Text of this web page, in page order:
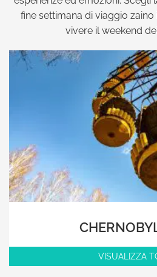
fine settimana di viaggio
vivere il weekend
VISUALIZZA